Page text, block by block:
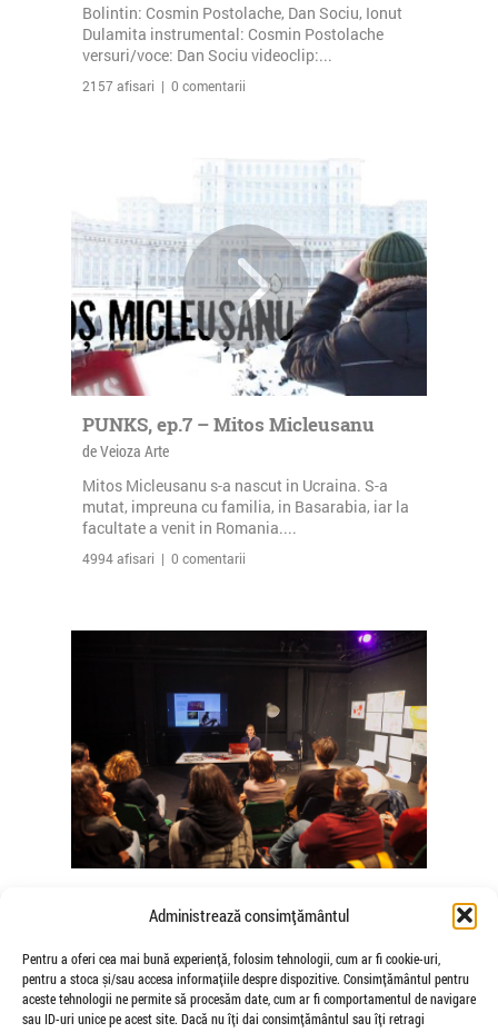
Administrează consimțământul
Pentru a oferi cea mai bună experiență, folosim tehnologii, cum ar fi cookie-uri,
pentru a stoca și/sau accesa informațiile despre dispozitive. Consimțământul pentru
aceste tehnologii ne permite să procesăm date, cum ar fi comportamentul de navigare
sau ID-uri unice pe acest site. Dacă nu îți dai consimțământul sau îți retragi
Bolintin: Cosmin Postolache, Dan Sociu, Ionut
Dulamita instrumental: Cosmin Postolache
versuri/voce: Dan Sociu videoclip:...
2157 afisari | 0 comentarii
PUNKS, ep.7 – Mitos Micleusanu
de Veioza Arte
Mitos Micleusanu s-a nascut in Ucraina. S-a
mutat, impreuna cu familia, in Basarabia, iar la
facultate a venit in Romania....
4994 afisari | 0 comentarii
Somatice susținute de coregrafele
Mădălina Dan și Valentina De Piante
Niculae
de Veioza Arte